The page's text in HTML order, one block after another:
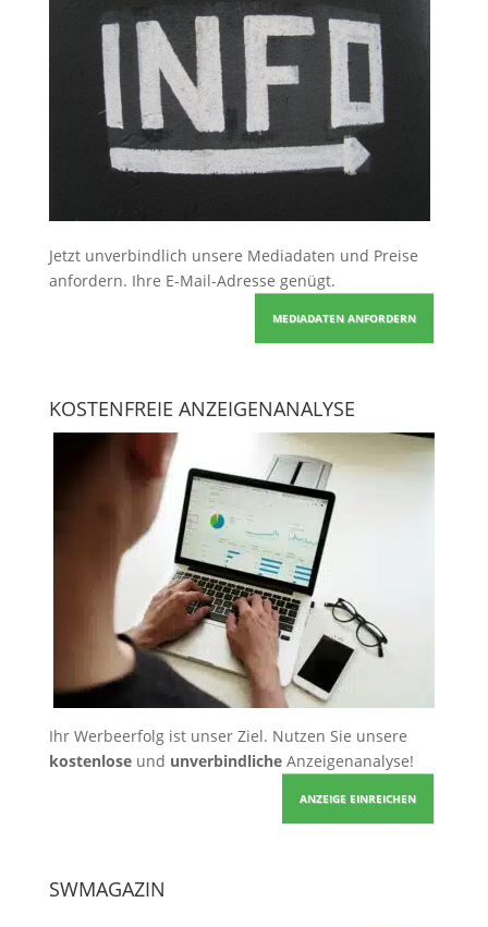
Jetzt unverbindlich unsere Mediadaten und Preise
anfordern. Ihre E-Mail-Adresse genügt.
MEDIADATEN ANFORDERN
KOSTENFREIE ANZEIGENANALYSE
Ihr Werbeerfolg ist unser Ziel. Nutzen Sie unsere
kostenloseund unverbindlicheAnzeigenanalyse!
ANZEIGE EINREICHEN
SWMAGAZIN